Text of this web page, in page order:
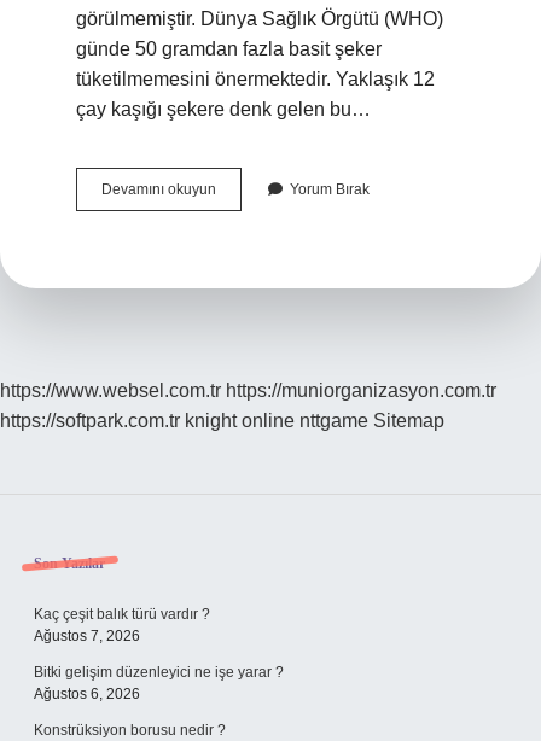
görülmemiştir. Dünya Sağlık Örgütü (WHO)
günde 50 gramdan fazla basit şeker
tüketilmemesini önermektedir. Yaklaşık 12
çay kaşığı şekere denk gelen bu…
Devamını okuyun
Şekeri
Yorum Bırak
https://www.websel.com.tr https://muniorganizasyon.com.tr
https://softpark.com.tr knight online nttgame Sitemap
Sidebar
Son Yazılar
Kaç çeşit balık türü vardır ?
Ağustos 7, 2026
Bitki gelişim düzenleyici ne işe yarar ?
Ağustos 6, 2026
Konstrüksiyon borusu nedir ?